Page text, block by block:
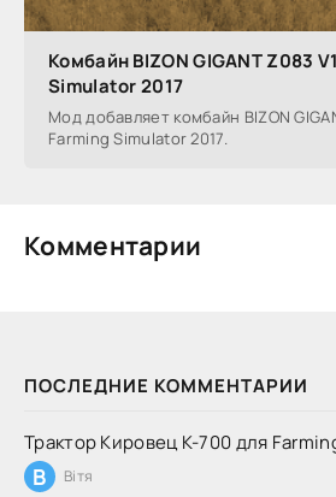
ПОСЛЕДНИЕ КОММЕНТАРИИ
Трактор Кировец К-700 для
В Вітя
Комбайн BIZON GIGANT Z083
Simulator 2017
Мод добавляет комбайн BIZON
Farming Simulator 2017.
Комментарии